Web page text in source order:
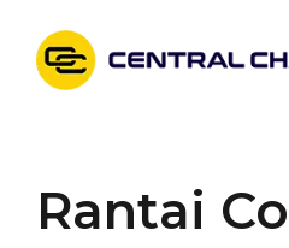
content
Rantai